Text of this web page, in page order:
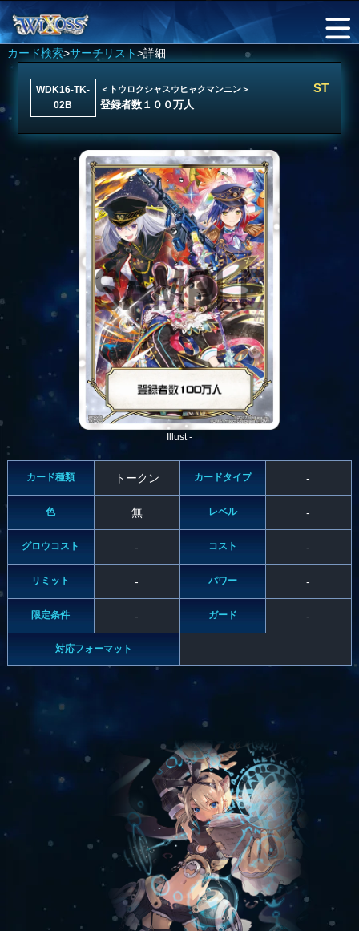
カード検索>サーチリスト>詳細
WDK16-TK-
02B
＜トウロクシャスウヒャクマンニン＞
登録者数１００万人
ST
Illust -
カード種類 トークン カードタイプ -
色 無 レベル -
グロウコスト - コスト -
リミット - パワー -
限定条件 - ガード -
対応フォーマット